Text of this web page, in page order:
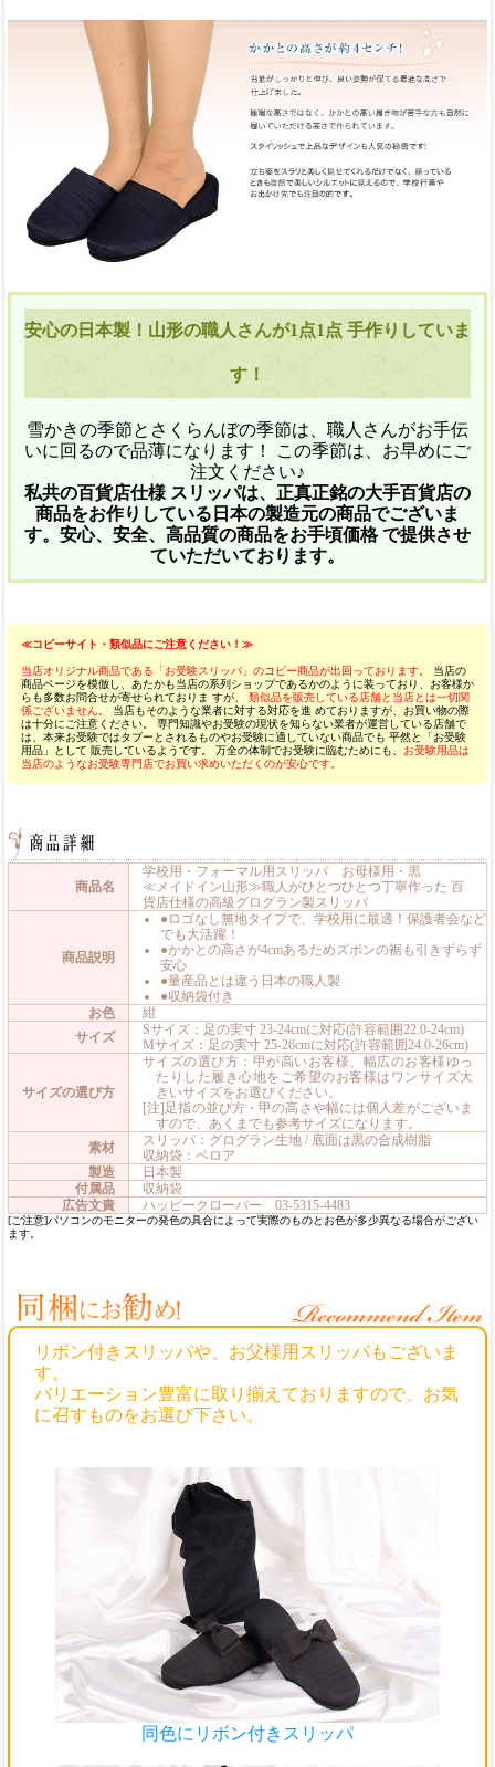
安心の日本製！山形の職人さんが1点1点 手作りしていま
す！
雪かきの季節とさくらんぼの季節は、職人さんがお手伝
いに回るので品薄になります！ この季節は、お早めにご
注文ください♪
私共の百貨店仕様 スリッパは、正真正銘の大手百貨店の
商品をお作りしている日本の製造元の商品でございま
す。安心、安全、高品質の商品をお手頃価格 で提供させ
ていただいております。
≪コピーサイト・類似品にご注意ください！≫
当店オリジナル商品である「お受験スリッパ」のコピー商品が出回っております。
当店の
商品ページを模倣し、あたかも当店の系列ショップであるかのように装っており、お客様か
らも多数お問合せが寄せられておりま すが、 類似品を販売している店舗と当店とは一切関
係ございません。
当店もそのような業者に対する対応を進 めておりますが、お買い物の際
は十分にご注意ください。 専門知識やお受験の現状を知らない業者が運営している店舗で
は、本来お受験ではタブーとされるものやお受験に適していない商品でも 平然と「お受験
用品」として 販売しているようです。 万全の体制でお受験に臨むためにも、 お受験用品は
当店のようなお受験専門店でお買い求めいただくのが安心です。
商品名
学校用・フォーマル用スリッパ お母様用・黒
≪メイドイン山形≫職人がひとつひとつ丁寧作った 百
貨店仕様の高級グログラン製スリッパ
商品説明
●ロゴなし無地タイプで、学校用に最適！保護者会など
でも大活躍！
●かかとの高さが4cmあるためズボンの裾も引きずらず
安心
●量産品とは違う日本の職人製
●収納袋付き
お色
紺
サイズ
Sサイズ：足の実寸 23-24cmに対応(許容範囲22.0-24cm)
Mサイズ：足の実寸 25-26cmに対応(許容範囲24.0-26cm)
サイズの選び方
サイズの選び方：甲が高いお客様、幅広のお客様ゆっ
たりした履き心地をご希望のお客様はワンサイズ大
きいサイズをお選びください。
[注]足指の並び方・甲の高さや幅には個人差がございま
すので、あくまでも参考サイズになります。
素材
スリッパ：グログラン生地 / 底面は黒の合成樹脂
収納袋：ベロア
製造
日本製
付属品
収納袋
広告文責
ハッピークローバー 03-5315-4483
[ご注意]パソコンのモニターの発色の具合によって実際のものとお色が多少異なる場合がござい
ます。
リボン付きスリッパや、お父様用スリッパもございま
す。
バリエーション豊富に取り揃えておりますので、お気
に召すものをお選び下さい。
同色にリボン付きスリッパ